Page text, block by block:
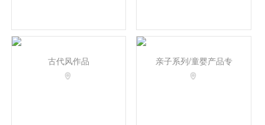
古代风作品 亲子系列/童婴产品专